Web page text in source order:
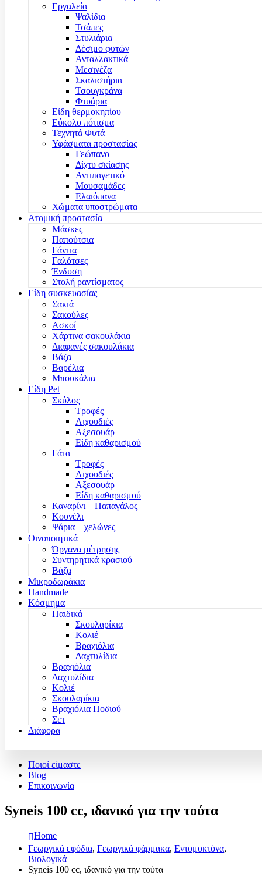
Εργαλεία
Ψαλίδια
Τσάπες
Στυλιάρια
Δέσιμο φυτών
Ανταλλακτικά
Μεσινέζα
Σκαλιστήρια
Τσουγκράνα
Φτυάρια
Είδη θερμοκηπίου
Εύκολο πότισμα
Τεχνητά Φυτά
Υφάσματα προστασίας
Γεώπανο
Δίχτυ σκίασης
Αντιπαγετικό
Μουσαμάδες
Ελαιόπανα
Χώματα υποστρώματα
Ατομική προστασία
Μάσκες
Παπούτσια
Γάντια
Γαλότσες
Ένδυση
Στολή ραντίσματος
Είδη συσκευασίας
Σακιά
Σακούλες
Ασκοί
Χάρτινα σακουλάκια
Διαφανές σακουλάκια
Βάζα
Βαρέλια
Μπουκάλια
Είδη Pet
Σκύλος
Τροφές
Λιχουδιές
Αξεσουάρ
Είδη καθαρισμού
Γάτα
Τροφές
Λιχουδιές
Αξεσουάρ
Είδη καθαρισμού
Καναρίνι – Παπαγάλος
Κουνέλι
Ψάρια – χελώνες
Οινοποιητικά
Όργανα μέτρησης
Συντηρητικά κρασιού
Βάζα
Μικροδωράκια
Handmade
Κόσμημα
Παιδικά
Σκουλαρίκια
Κολιέ
Βραχιόλια
Δαχτυλίδια
Βραχιόλια
Δαχτυλίδια
Κολιέ
Σκουλαρίκια
Βραχιόλια Ποδιού
Σετ
Διάφορα
Ποιοί είμαστε
Blog
Επικοινωνία
Syneis 100 cc, ιδανικό για την τούτα
Home
Γεωργικά εφόδια, Γεωργικά φάρμακα, Εντομοκτόνα,
Βιολογικά
Syneis 100 cc, ιδανικό για την τούτα